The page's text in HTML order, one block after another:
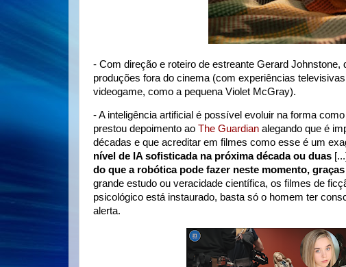
- Com direção e roteiro de estreante Gerard
produções fora do cinema (com experiências
videogame, como a pequena Violet McGray).
- A inteligência artificial é possível evoluir na forma
prestou depoimento ao The Guardian alegando que é
décadas e que acreditar em filmes como esse é um
nível de IA sofisticada na próxima década ou duas [...]
do que a robótica pode fazer neste momento,
grande estudo ou veracidade científica, os filmes de
psicológico está instaurado, basta só o homem ter
alerta.